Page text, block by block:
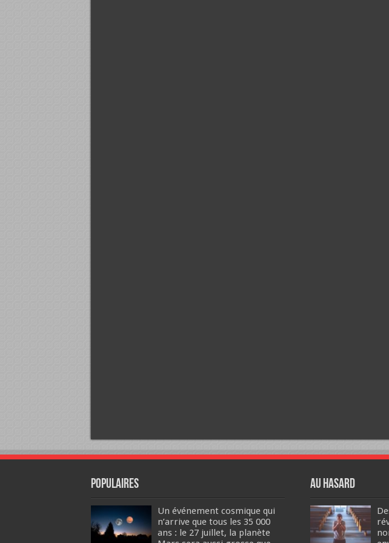
Populaires
Un événement cosmique qui
n’arrive que tous les 35 000
ans : le 27 juillet, la planète
Au hasard